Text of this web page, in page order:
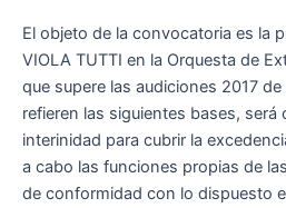
El objeto de la convocatoria es la
VIOLA TUTTI en la Orquesta de
que supere las audiciones 2017
refieren las siguientes bases,
interinidad para cubrir la
a cabo las funciones propias de
de conformidad con lo dispuesto